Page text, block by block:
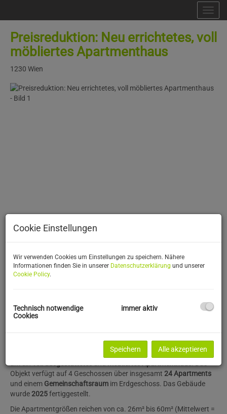
Preisreduktion: Neu errichtetes, voll
möbliertes Apartmenthaus
1230 Wien
Beschreibung
Bei der verkaufsgegenständlichen Liegenschaft handelt es sich
um einvoll ausgestattetesundmöbliertes Apartmenthaus. Das
Objekt verfügt auf 4 Geschossen über insgesamt 24Apartments
und einem Gemeinschaftsraum im Erdgeschoss. Das Gebäude
wurde2025fertiggestellt.
Die Apartmentgrößen reichen von ca. 26m² bis 60m² (Mittelwert =
Cookie Einstellungen
Wir verwenden Cookies um Einstellungen zu speichern. Nähere
Informationen finden Sie in unserer Datenschutzerklärung und unserer
Cookie Policy.
Technisch notwendige
Cookies
immer aktiv
Speichern Alle akzeptieren